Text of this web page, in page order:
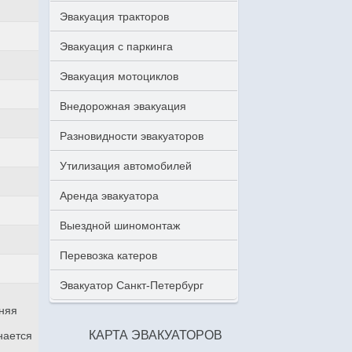
Эвакуация тракторов
Эвакуация с паркинга
Эвакуация мотоциклов
Внедорожная эвакуация
Разновидности эвакуаторов
Утилизация автомобилей
Аренда эвакуатора
Выездной шиномонтаж
Перевозка катеров
Эвакуатор Санкт-Петербург
КАРТА ЭВАКУАТОРОВ